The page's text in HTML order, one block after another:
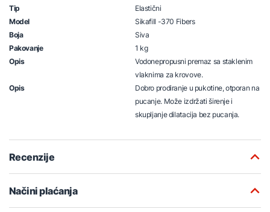
Tip
Elastični
Model
Sikafill -370 Fibers
Boja
Siva
Pakovanje
1 kg
Opis
Vodonepropusni premaz sa staklenim
vlaknima za krovove.
Opis
Dobro prodiranje u pukotine, otporan na
pucanje. Može izdržati širenje i
skupljanje dilatacija bez pucanja.
Recenzije
Načini plaćanja